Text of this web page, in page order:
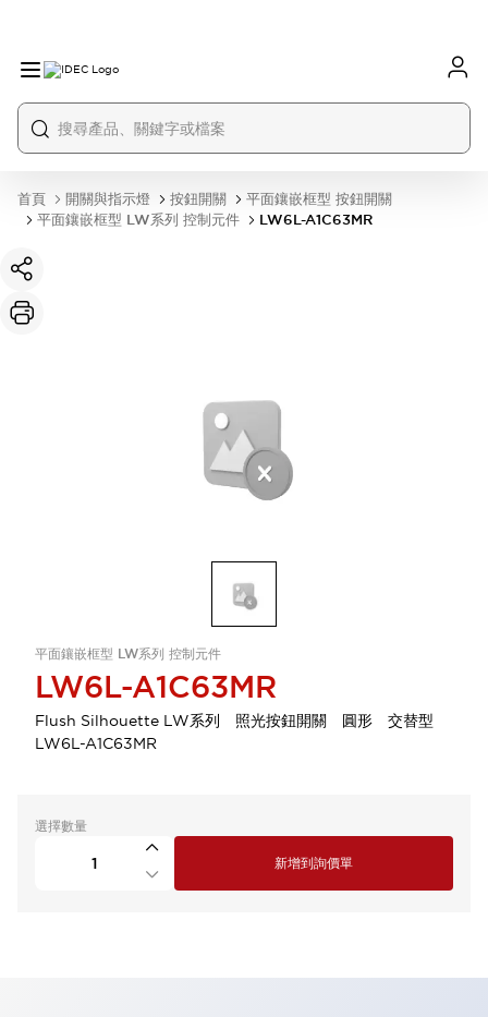
首頁 開關與指示燈 按鈕開關
平面鑲嵌框型 按鈕開關
平面鑲嵌框型 LW系列 控制元件
LW6L-A1C63MR
平面鑲嵌框型 LW系列 控制元件
LW6L-A1C63MR
Flush Silhouette LW系列 照光按鈕開關 圓形 交替型
LW6L-A1C63MR
選擇數量
新增到詢價單